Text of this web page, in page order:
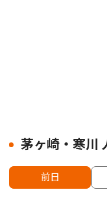
茅ヶ崎・寒川
前日